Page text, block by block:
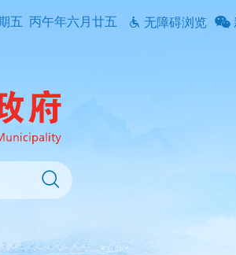
五 丙午年六月廿五 无障碍浏览